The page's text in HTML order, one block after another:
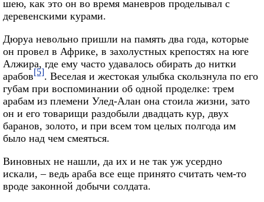
шею, как это он во время маневров проделывал с
деревенскими курами.
Дюруа невольно пришли на память два года, которые
он провел в Африке, в захолустных крепостях на юге
Алжира, где ему часто удавалось обирать до нитки
арабов[5]. Веселая и жестокая улыбка скользнула по его
губам при воспоминании об одной проделке: трем
арабам из племени Улед-Алан она стоила жизни, зато
он и его товарищи раздобыли двадцать кур, двух
баранов, золото, и при всем том целых полгода им
было над чем смеяться.
Виновных не нашли, да их и не так уж усердно
искали, – ведь араба все еще принято считать чем-то
вроде законной добычи солдата.